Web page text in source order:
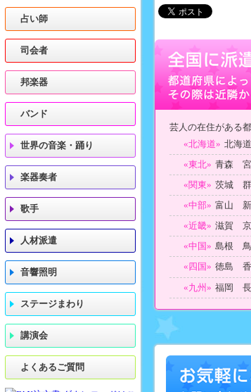
芸人の在住がある
«北海道» 北海道
«東北» 青森
«関東» 茨城
«中部» 富山
«近畿» 滋賀
«中国» 島根
«四国» 徳島
«九州» 福岡
占い師
司会者
邦楽器
バンド
世界の音楽・踊り
楽器奏者
歌手
人材派遣
音響照明
ステージまわり
講演会
よくあるご質問